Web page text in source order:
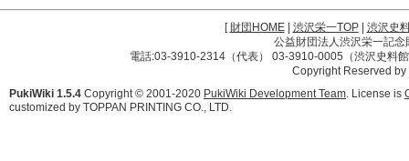
[財団HOME| 渋沢栄一TOP| 渋沢史
公益財団法人渋沢栄一記
電話:03-3910-2314（代表） 03-3910-0005（渋沢史料
Copyright Reserved
PukiWiki 1.5.4 Copyright © 2001-2020 PukiWiki Development Team. License is
customized by TOPPAN PRINTING CO., LTD.